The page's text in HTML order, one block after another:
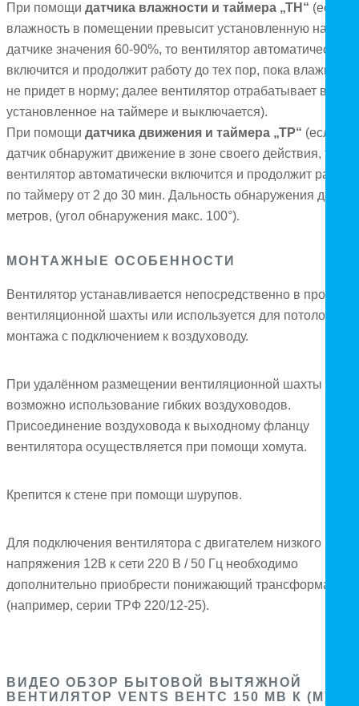
При помощи датчика влажности и таймера „ТН“ (если
влажность в помещении превысит установленную на
датчике значения 60-90%, то вентилятор автоматически
включится и продолжит работу до тех пор, пока влажность
не придет в норму; далее вентилятор отрабатывает
установленное на таймере и выключается).
При помощи датчика движения и таймера „ТР“ (если
датчик обнаружит движение в зоне своего действия, то
вентилятор автоматически включится и продолжит работу
по таймеру от 2 до 30 мин. Дальность обнаружения до 4
метров, (угол обнаружения макс. 100°).
МОНТАЖНЫЕ ОСОБЕННОСТИ
Вентилятор устанавливается непосредственно в проем
вентиляционной шахты или используется для потолочного
монтажа с подключением к воздуховоду.
При удалённом размещении вентиляционной шахты
возможно использование гибких воздуховодов.
Присоединение воздуховода к выходному фланцу
вентилятора осуществляется при помощи хомута.
Крепится к стене при помощи шурупов.
Для подключения вентилятора с двигателем низкого
напряжения 12В к сети 220 В / 50 Гц необходимо
дополнительно приобрести понижающий трансформатор
(например, серии ТРФ 220/12-25).
ВИДЕО ОБЗОР БЫТОВОЙ ВЫТЯЖНОЙ
ВЕНТИЛЯТОР VENTS ВЕНТС 150 МВ К (М)